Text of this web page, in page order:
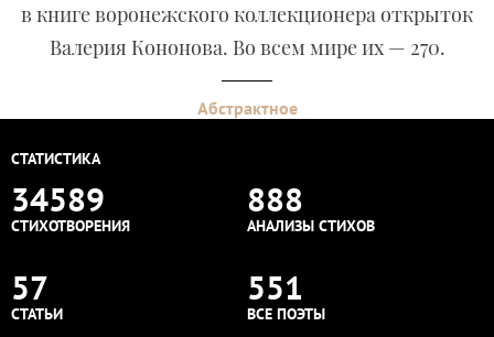
в книге воронежского коллекционера открыток
Валерия Кононова. Во всем мире их — 270.
Абстрактное
СТАТИСТИКА
34589
СТИХОТВОРЕНИЯ
888
АНАЛИЗЫ СТИХОВ
57
СТАТЬИ
551
ВСЕ ПОЭТЫ